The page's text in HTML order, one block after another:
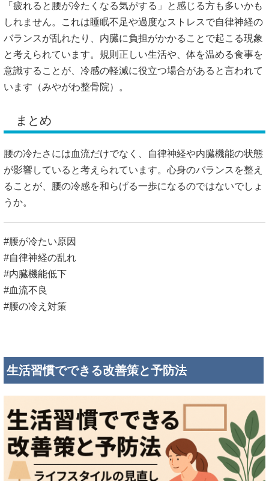
「疲れると腰が冷たくなる気がする」と感じる方も多いかも
しれません。これは睡眠不足や過度なストレスで自律神経の
バランスが乱れたり、内臓に負担がかかることで起こる現象
と考えられています。規則正しい生活や、体を温める食事を
意識することが、冷感の軽減に役立つ場合があると言われて
います（みやがわ整骨院）。
まとめ
腰の冷たさには血流だけでなく、自律神経や内臓機能の状態
が影響していると考えられています。心身のバランスを整え
ることが、腰の冷感を和らげる一歩になるのではないでしょ
うか。
#腰が冷たい原因
#自律神経の乱れ
#内臓機能低下
#血流不良
#腰の冷え対策
生活習慣でできる改善策と予防法